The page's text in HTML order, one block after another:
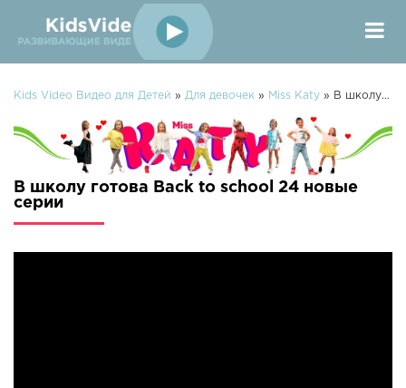
Kids Video Видео для Детей » Для девочек » Miss Katy » В школу готова Back to school 24
В школу готова Back to school 24 новые
серии